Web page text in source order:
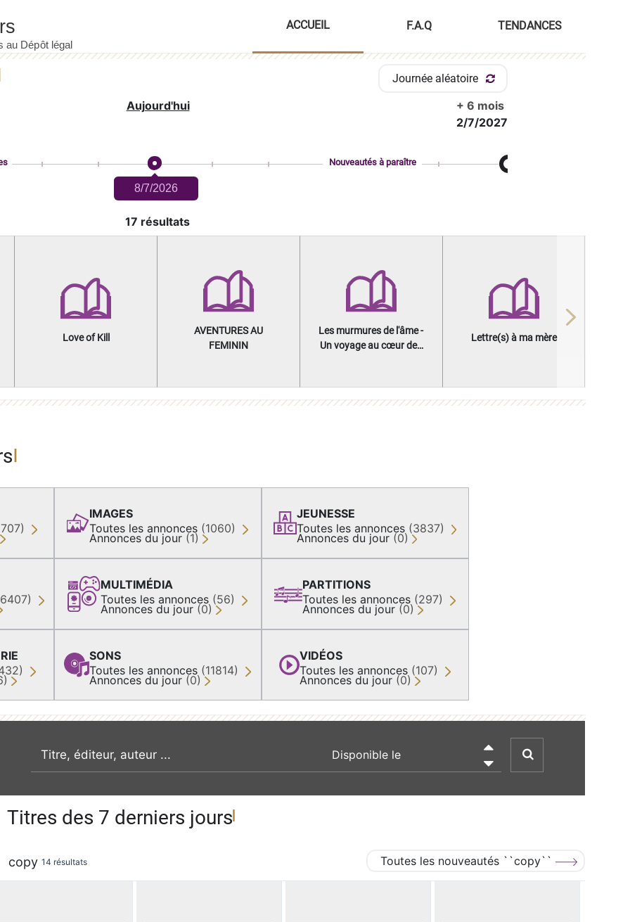
ACCUEIL F.A.Q TENDANCES
Journée aléatoire
Aujourd'hui
+ 6 mois
2/7/2027
8/7/2026
Nouveautés à paraître
17 résultats
Love of Kill
AVENTURES AU
FEMININ
Les murmures de l'âme -
Un voyage au cœur des
Lettre(s) à ma mère
Next
IMAGES
Toutes les annonces (1060)
Annonces du jour (1)
MULTIMÉDIA
Toutes les annonces (56)
Annonces du jour (0)
SONS
Toutes les annonces (11814)
Annonces du jour (0)
JEUNESSE
Toutes les annonces (3837)
Annonces du jour (0)
PARTITIONS
Toutes les annonces (297)
Annonces du jour (0)
VIDÉOS
Toutes les annonces (107)
Annonces du jour (0)
recherche par mot clé

Titres des 7 derniers jours
copy 14 résultats Toutes les nouveautés ``copy``